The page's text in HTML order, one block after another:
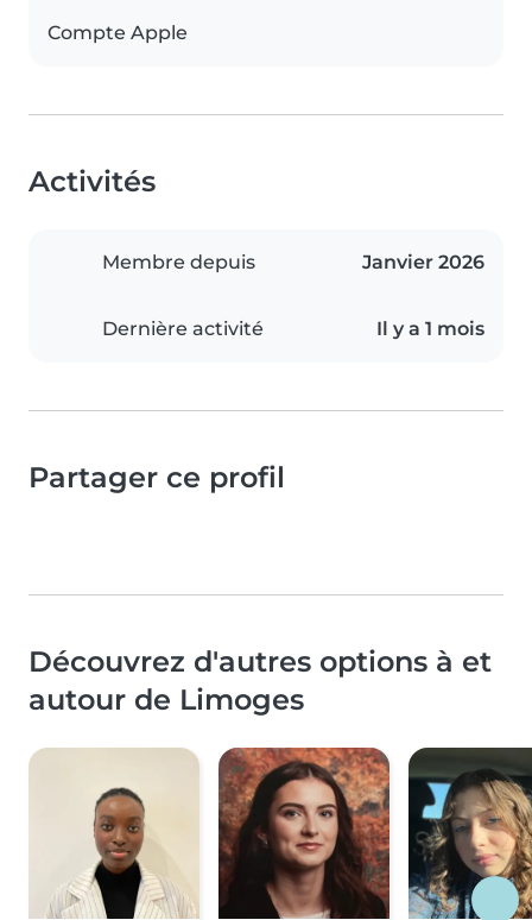
Compte Apple
Activités
Membre depuis Janvier 2026
Dernière activité Il y a 1 mois
Partager ce profil
Découvrez d'autres options à et
autour de Limoges